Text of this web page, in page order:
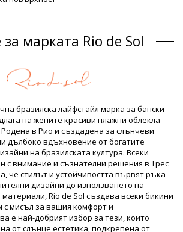
Тъмно синьо Rio de Sol
Състав
Nylon (AMNI SOUL ECO), 16%
- OEKO-TEX - Chlorine Resistant
Nylon (AMNI SOUL ECO), 16%
- OEKO-TEX - Chlorine Resistant
50+
информация
на бански
1 x Горнища на бански (Други аксесоари
S (7899810307132), M (7899810307149),
XL (7899810307163), XXL (7899810307170)
/ 1.94oz
марката Rio de Sol
бразилска лайфстайл марка за бански
на жените красиви плажни облекла
в Рио и създадена за слънчеви
дълбоко вдъхновение от богатите
на бразилската култура. Всеки
с внимание и съзнателни решения в Трес
че стилът и устойчивостта вървят ръка
дизайни до използването на
Rio de Sol създава всеки бикини
с мисъл за вашия комфорт и
е най-добрият избор за тези, които
от слънце естетика, подкрепена от